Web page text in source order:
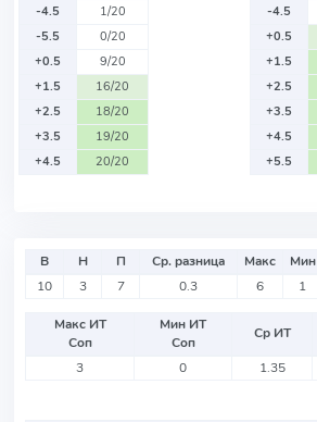
-4.5
1/20
-5.5
0/20
+0.5
9/20
+1.5
16/20
+2.5
18/20
+3.5
19/20
+4.5
20/20
-4.5
+0.5
+1.5
+2.5
+3.5
+4.5
+5.5
В Н П Ср. разница Макс Мин
10
3 7 0.3 6 1
Макс ИТ
Соп
Мин ИТ
Соп
Ср ИТ
3
0 1.35